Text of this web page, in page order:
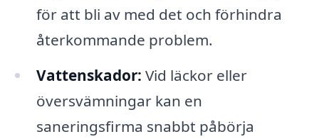
för att bli av med det och förhindra
återkommande problem.
Vattenskador: Vid läckor eller
översvämningar kan en
saneringsfirma snabbt påbörja